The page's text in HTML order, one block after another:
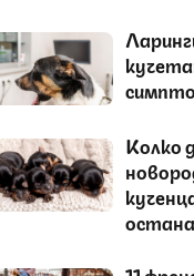
Колко